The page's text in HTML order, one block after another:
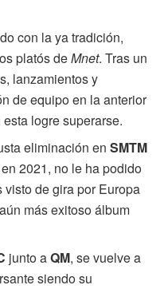
con la ya tradición,
platós deMnet. Tras un
lanzamientos y
de equipo en la anterior
logre superarse.
eliminación enSMTM
2021, no le ha podido
visto de gira por Europa
más exitoso álbum
junto aQM, se vuelve a
siendo su